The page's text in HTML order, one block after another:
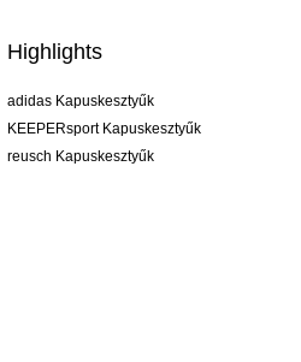
Highlights
adidas Kapuskesztyűk
KEEPERsport Kapuskesztyűk
reusch Kapuskesztyűk